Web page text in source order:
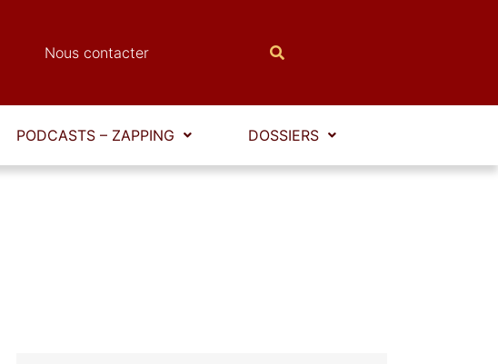
Nous contacter
PODCASTS – ZAPPING DOSSIERS